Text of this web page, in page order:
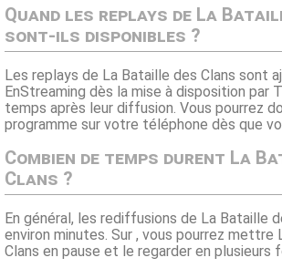
Quand les replays de La
sont-ils disponibles ?
Les replays de La Bataille des Clans sont
EnStreaming dès la mise à disposition par
temps après leur diffusion. Vous pourrez
programme sur votre téléphone dès que
Combien de temps durent La
Clans ?
En général, les rediffusions de La Bataille
environ minutes. Sur , vous pourrez mettre
Clans en pause et le regarder en plusieurs